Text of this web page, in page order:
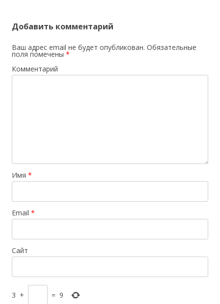
Добавить комментарий
Ваш адрес email не будет опубликован. Обязательные
поля помечены *
Комментарий
Имя *
Email *
Сайт
3 + = 9